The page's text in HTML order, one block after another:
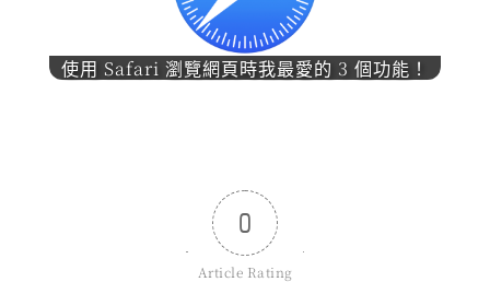
使用 Safari 瀏覽網頁時我最愛的 3 個功能！
0
Article Rating